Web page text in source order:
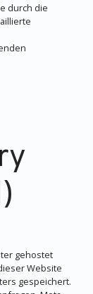
durch die
gehostet
Website
gespeichert.